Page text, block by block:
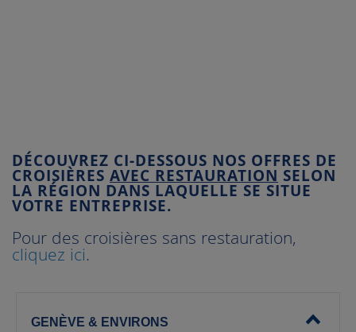
DÉCOUVREZ CI-DESSOUS NOS OFFRES DE
CROISIÈRES AVEC RESTAURATION SELON
LA RÉGION DANS LAQUELLE SE SITUE
VOTRE ENTREPRISE.
Pour des croisières sans restauration,
cliquez ici.
GENÈVE & ENVIRONS